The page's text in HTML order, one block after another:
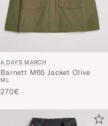
A DAY'S MARCH
Barnett M65 Jacket Olive
M L
270€